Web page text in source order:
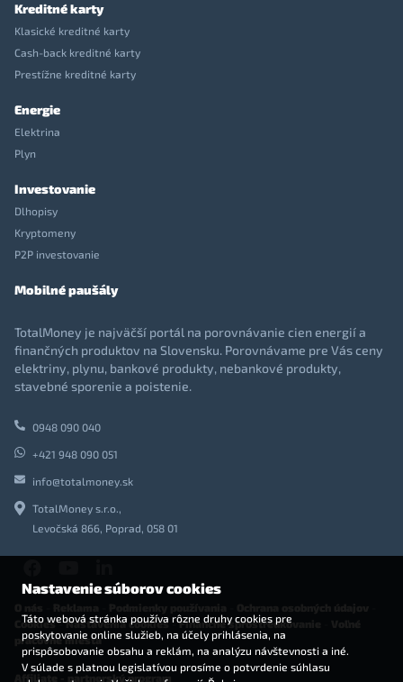
Kreditné karty
Klasické kreditné karty
Cash-back kreditné karty
Prestížne kreditné karty
Energie
Elektrina
Plyn
Investovanie
Dlhopisy
Kryptomeny
P2P investovanie
Mobilné paušály
TotalMoney je najväčší portál na porovnávanie cien energií a
finančných produktov na Slovensku. Porovnávame pre Vás ceny
elektriny, plynu, bankové produkty, nebankové produkty,
stavebné sporenie a poistenie.
0948 090 040
+421 948 090 051
info@totalmoney.sk
TotalMoney s.r.o.,
Levočská 866, Poprad, 058 01
Cookies-Nastavenia cookies -Finančné sprostredkovanie
pracovné miesta
Affiliate - partnerský program
Nastavenie súborov cookies
Táto webová stránka používa rôzne druhy cookies pre
poskytovanie online služieb, na účely prihlásenia, na
prispôsobovanie obsahu a reklám, na analýzu návštevnosti a iné.
V súlade s platnou legislatívou prosíme o potvrdenie súhlasu